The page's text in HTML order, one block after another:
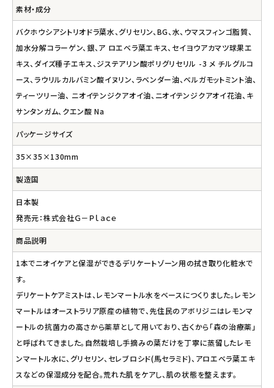
素材・成分
バクホウシアシトリオドラ葉水、グリセリン、BG、水、ウマスフィンゴ脂質、
加水分解コラーゲン、銀、ア ロエベラ葉エキス、セイヨウアカマツ球果エ
キス、ダイズ種子エキス、ジステアリン酸ポリグリセリル -3 メ チルグルコ
ース、ラウリルカルバミン酸イヌリン、ラベンダー油、ベルガモットミント油、
ティーツリー油、 ニオイテンジクアオイ油、ニオイテンジクアオイ花油、キ
サンタンガム、クエン酸 Na
パッケージサイズ
35×35×130mm
製造国
日本製
発売元：株式会社Ｇ－Ｐｌａｃｅ
商品説明
1本でニオイケアと保湿ができるデリケートゾーン用の拭き取り化粧水で
す。
デリケートケアミストは、レモンマートル水をベースにつくりました。レモン
マートルはオーストラリア原産の植物で、先住民のアボリジニはレモンマ
ートルの抗菌力の高さから薬草として用いており、古くから「森の治療薬」
と呼ばれてきました。自然栽培し手摘みの葉だけを丁寧に蒸留したレモ
ンマートル水に、グリセリン、セレブロシド(馬セラミド)、アロエベラ葉エキ
スなどの保湿成分を配合。荒れた肌をケアし、肌の状態を整えます。